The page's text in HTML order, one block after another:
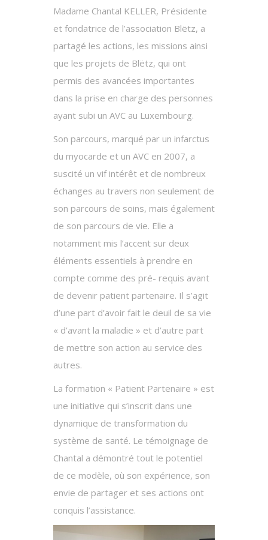
Madame Chantal KELLER, Présidente
et fondatrice de l’association Blëtz, a
partagé les actions, les missions ainsi
que les projets de Blëtz, qui ont
permis des avancées importantes
dans la prise en charge des personnes
ayant subi un AVC au Luxembourg.
Son parcours, marqué par un infarctus
du myocarde et un AVC en 2007, a
suscité un vif intérêt et de nombreux
échanges au travers non seulement de
son parcours de soins, mais également
de son parcours de vie. Elle a
notamment mis l’accent sur deux
éléments essentiels à prendre en
compte comme des pré- requis avant
de devenir patient partenaire. Il s’agit
d’une part d’avoir fait le deuil de sa vie
« d’avant la maladie » et d’autre part
de mettre son action au service des
autres.
La formation « Patient Partenaire » est
une initiative qui s’inscrit dans une
dynamique de transformation du
système de santé. Le témoignage de
Chantal a démontré tout le potentiel
de ce modèle, où son expérience, son
envie de partager et ses actions ont
conquis l’assistance.